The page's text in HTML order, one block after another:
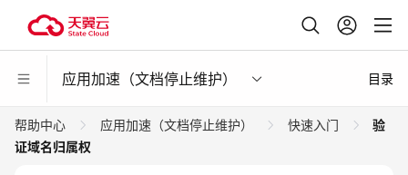
应用加速（文档停止维护） 目录
帮助中心 应用加速（文档停止维护） 快速入门
验
证域名归属权